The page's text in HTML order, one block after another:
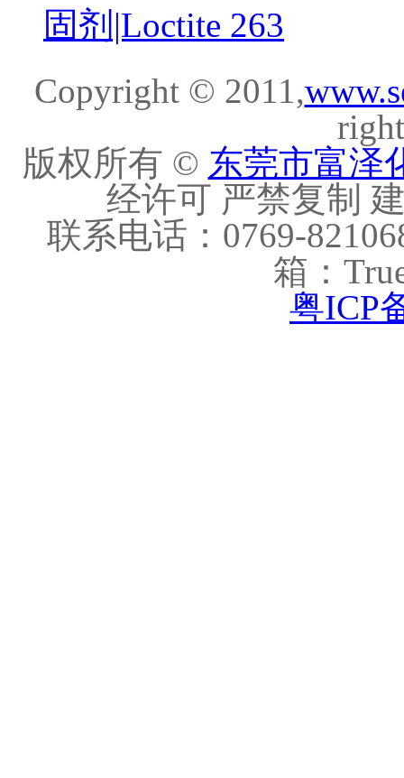
固剂|Loctite 263
Copyright © 2011,
版权所有 © 东莞市富泽
经许可 严禁复制
联系电话：0769-
箱：
粤ICP